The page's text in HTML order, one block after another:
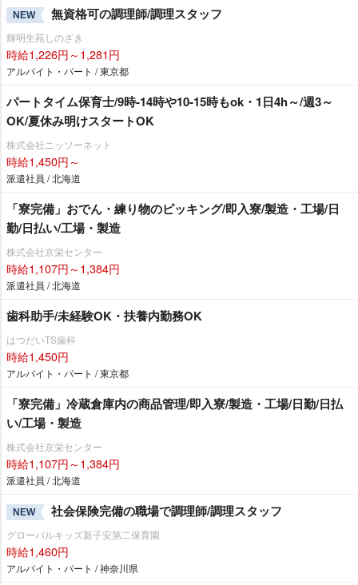
NEW 無資格可の調理師/調理スタッフ
輝明生苑しのざき
時給1,226円～1,281円
アルバイト・パート / 東京都
パートタイム保育士/9時-14時や10-15時もok・1日4h～/週3～
OK/夏休み明けスタートOK
株式会社ニッソーネット
時給1,450円～
派遣社員 / 北海道
「寮完備」おでん・練り物のピッキング/即入寮/製造・工場/日
勤/日払い/工場・製造
株式会社京栄センター
時給1,107円～1,384円
派遣社員 / 北海道
歯科助手/未経験OK・扶養内勤務OK
はつだいTS歯科
時給1,450円
アルバイト・パート / 東京都
「寮完備」冷蔵倉庫内の商品管理/即入寮/製造・工場/日勤/日払
い/工場・製造
株式会社京栄センター
時給1,107円～1,384円
派遣社員 / 北海道
NEW 社会保険完備の職場で調理師/調理スタッフ
グローバルキッズ新子安第二保育園
時給1,460円
アルバイト・パート / 神奈川県